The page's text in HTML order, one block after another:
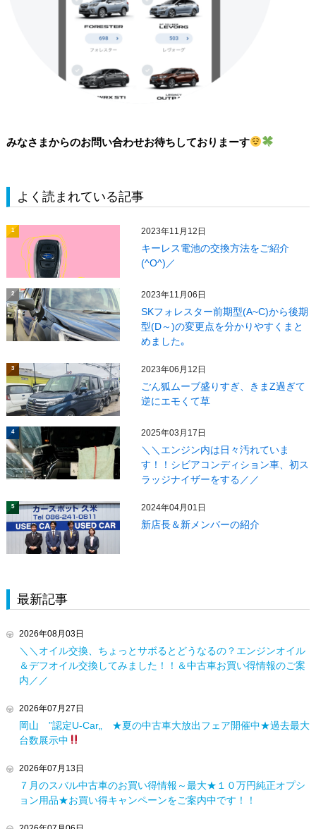
みなさまからのお問い合わせお待ちしておりまーす
よく読まれている記事
1 2023年11月12日
キーレス電池の交換方法をご紹介
(^O^)／
2 2023年11月06日
SKフォレスター前期型(A~C)から後期
型(D～)の変更点を分かりやすくまと
めました｡
3 2023年06月12日
ごん狐ムーブ盛りすぎ、きまZ過ぎて
逆にエモくて草
4 2025年03月17日
＼＼エンジン内は日々汚れていま
す！！シビアコンディション車、初ス
ラッジナイザーをする／／
5 2024年04月01日
新店長＆新メンバーの紹介
最新記事
2026年08月03日
＼＼オイル交換、ちょっとサボるとどうなるの？エンジンオイル
＆デフオイル交換してみました！！＆中古車お買い得情報のご案
内／／
2026年07月27日
岡山 ”認定U-Car„ ★夏の中古車大放出フェア開催中★過去最大
台数展示中
2026年07月13日
７月のスバル中古車のお買い得情報～最大★１０万円純正オプシ
ョン用品★お買い得キャンペーンをご案内中です！！